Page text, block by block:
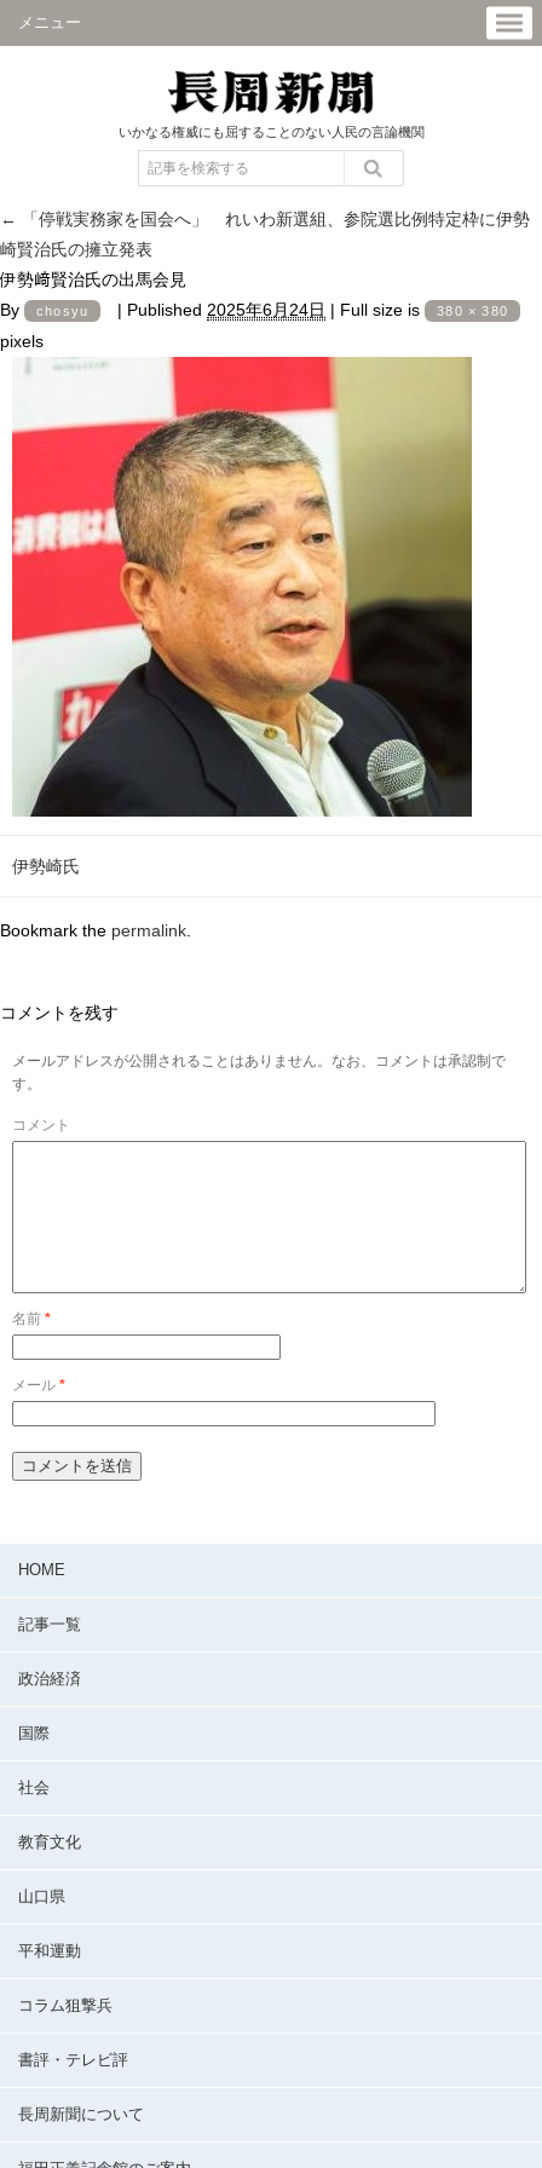
メニュー
いかなる権威にも屈することのない人民の言論機関
←
「停戦実務家を国会へ」 れいわ新選組、参院選比例特定枠に伊勢
崎賢治氏の擁立発表
伊勢﨑賢治氏の出馬会見
By
chosyu | Published 2025年6月24日 | Full size is 380 × 380
pixels
伊勢崎氏
Bookmark the permalink
コメントを残す
メールアドレスが公開されることはありません。なお、コメントは承認制で
す。
コメント
名前 *
メール *
HOME
記事一覧
政治経済
国際
社会
教育文化
山口県
平和運動
コラム狙撃兵
書評・テレビ評
長周新聞について